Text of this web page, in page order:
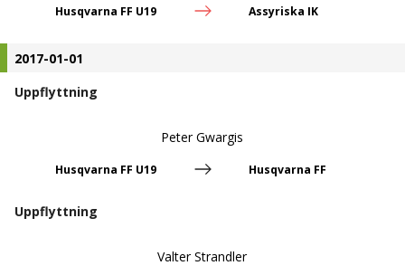
Husqvarna FF U19 Assyriska IK
2017-01-01
Uppflyttning
Peter Gwargis
Husqvarna FF U19 Husqvarna FF
Uppflyttning
Valter Strandler